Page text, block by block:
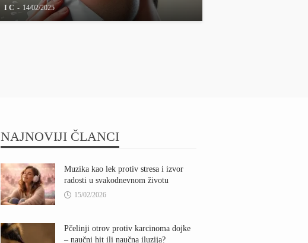
I C 14/02/2025
NAJNOVIJI ČLANCI
Muzika kao lek protiv stresa i izvor
radosti u svakodnevnom životu
15/02/2026
Pčelinji otrov protiv karcinoma dojke
– naučni hit ili naučna iluzija?